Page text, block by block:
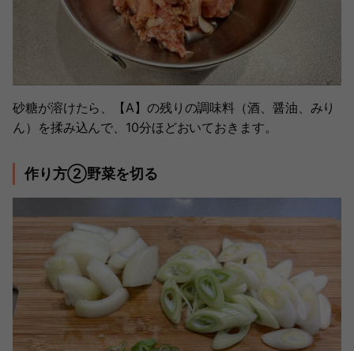
砂糖が溶けたら、【A】の残りの調味料（酒、醤油、みり
ん）を揉み込んで、10分ほどおいておきます。
作り方②野菜を切る